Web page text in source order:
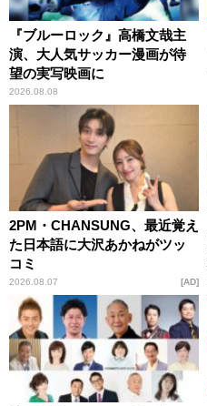
『ブルーロック』高橋文哉主
演、大人気サッカー漫画が待
望の実写映画に
2026.08.08
2PM・CHANSUNG、最近覚え
た日本語に大沢あかねがツッ
コミ
2026.08.07 AD